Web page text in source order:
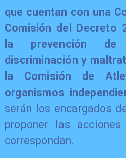
que cuentan con una
Comisión del Decreto
la prevención de
discriminación y
la Comisión de
organismos
serán los encargados
proponer las
correspondan.